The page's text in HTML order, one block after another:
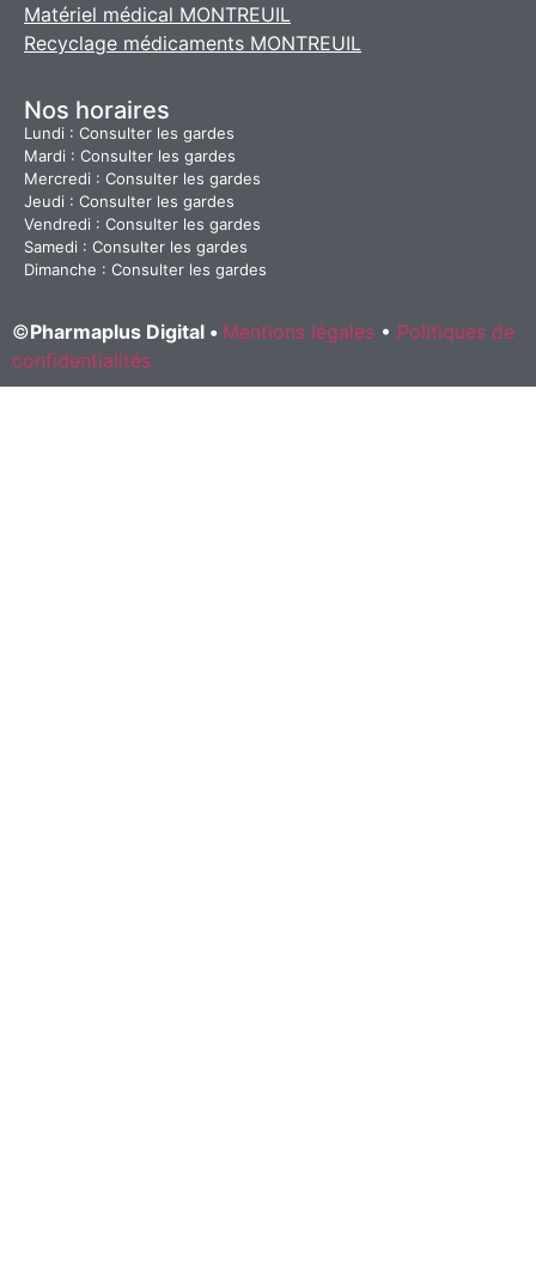
Matériel médical MONTREUIL
Recyclage médicaments MONTREUIL
Nos horaires
Lundi : Consulter les gardes
Mardi : Consulter les gardes
Mercredi : Consulter les gardes
Jeudi : Consulter les gardes
Vendredi : Consulter les gardes
Samedi : Consulter les gardes
Dimanche : Consulter les gardes
©Pharmaplus Digital • Mentions légales • Politiques de
confidentialités